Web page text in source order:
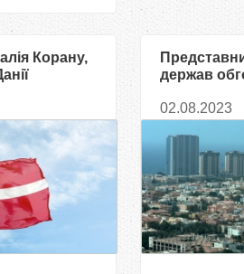
Корану,
Книги
держав
02.08.2023